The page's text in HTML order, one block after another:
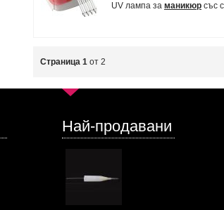
UV лампа за маникюр със
Страница 1 от 2
Най-продавани